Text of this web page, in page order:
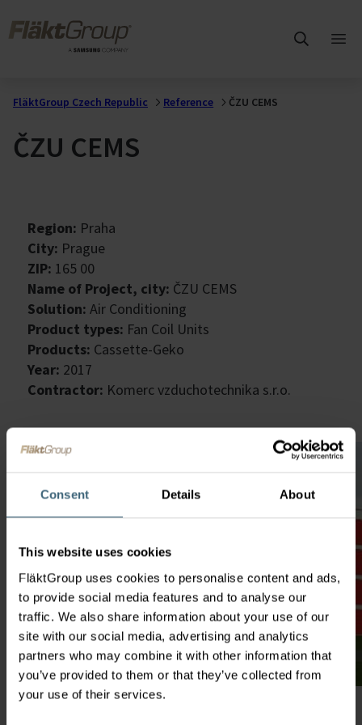
Consent Details About
This website uses cookies
FläktGroup uses cookies to personalise content and ads,
to provide social media features and to analyse our
traffic. We also share information about your use of our
site with our social media, advertising and analytics
partners who may combine it with other information that
you’ve provided to them or that they’ve collected from
your use of their services.
FläktGroup Czech Republic Reference ČZU CEMS
ČZU CEMS
Region: Praha
City: Prague
ZIP: 165 00
Name of Project, city: ČZU CEMS
Solution: Air Conditioning
Product types: Fan Coil Units
Products: Cassette-Geko
Year: 2017
Contractor: Komerc vzduchotechnika s.r.o.